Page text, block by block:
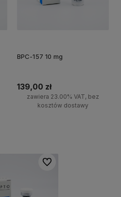
BPC-157 10 mg
139,00 zł
zawiera 23.00% VAT, bez
kosztów dostawy
Do ulubionych